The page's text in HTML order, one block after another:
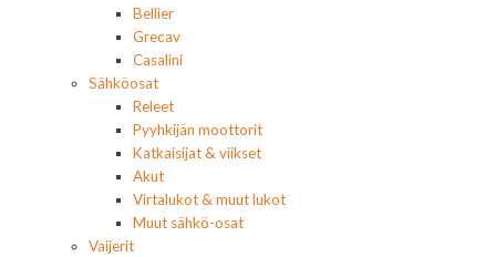
Bellier
Grecav
Casalini
Sähköosat
Releet
Pyyhkijän moottorit
Katkaisijat & viikset
Akut
Virtalukot & muut lukot
Muut sähkö-osat
Vaijerit